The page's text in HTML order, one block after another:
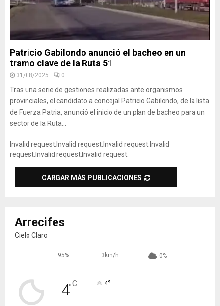
Patricio Gabilondo anunció el bacheo en un
tramo clave de la Ruta 51
31/08/2025 0
Tras una serie de gestiones realizadas ante organismos
provinciales, el candidato a concejal Patricio Gabilondo, de la lista
de Fuerza Patria, anunció el inicio de un plan de bacheo para un
sector de la Ruta...
Invalid request. Invalid request. Invalid request. Invalid
request. Invalid request. Invalid request.
CARGAR MÁS PUBLICACIONES
Arrecifes
Cielo Claro
95% 3km/h 0%
4°C 4°